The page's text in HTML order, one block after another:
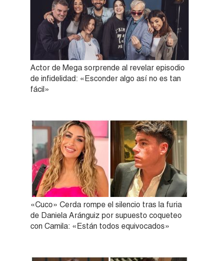
Actor de Mega sorprende al revelar episodio
de infidelidad: «Esconder algo así no es tan
fácil»
«Cuco» Cerda rompe el silencio tras la furia
de Daniela Aránguiz por supuesto coqueteo
con Camila: «Están todos equivocados»